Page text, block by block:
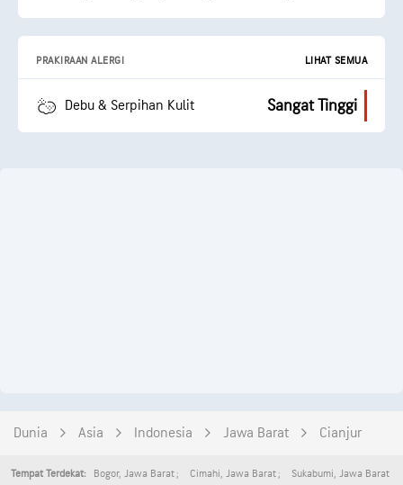
PRAKIRAAN ALERGI LIHAT SEMUA
Debu & Serpihan Kulit Sangat Tinggi
Dunia Asia Indonesia Jawa Barat Cianjur
Tempat Terdekat: Bogor, Jawa Barat Cimahi, Jawa Barat Sukabumi, Jawa Barat